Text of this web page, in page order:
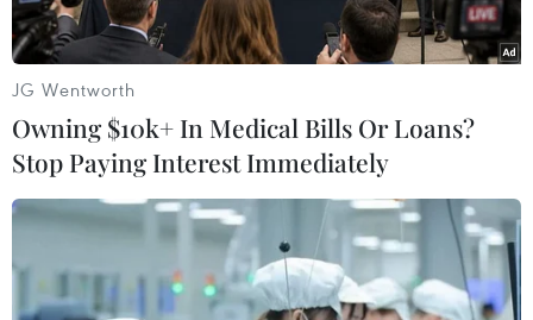
Theo dõi VietnamPlus
TIN LIÊN QUAN
JG Wentworth
Owning $10k+ In Medical Bills Or Loans?
Stop Paying Interest Immediately